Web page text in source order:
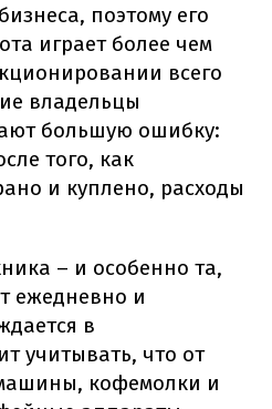
поэтому его
играет более чем
всего
владельцы
большую ошибку:
того, как
и куплено, расходы
– и особенно та,
ежедневно и
в
учитывать, что от
кофемолки и